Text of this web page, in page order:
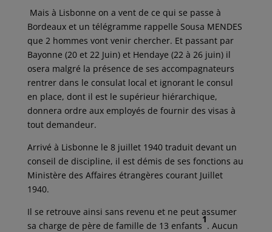
Mais à Lisbonne on a vent de ce qui se passe à
Bordeaux et un télégramme rappelle Sousa MENDES
que 2 hommes vont venir chercher. Et passant par
Bayonne (20 et 22 Juin) et Hendaye (22 à 26 juin) il
osera malgré la présence de ses accompagnateurs
rentrer dans le consulat local et ignorant le consul
en place, dont il est le supérieur hiérarchique,
donnera ordre aux employés de fournir des visas à
tout demandeur.
Arrivé à Lisbonne le 8 juillet 1940 traduit devant un
conseil de discipline, il est démis de ses fonctions au
Ministère des Affaires étrangères courant Juillet
1940.
Il se retrouve ainsi sans revenu et ne peut assumer
sa charge de père de famille de 13 enfants
1
. Aucun